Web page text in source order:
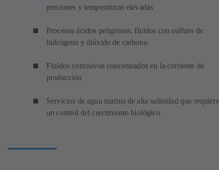
presiones y temperaturas elevadas
Procesos ácidos peligrosos, fluidos con sulfuro de
hidrógeno y dióxido de carbono
Fluidos corrosivos concentrados en la corriente de
producción
Servicios de agua marina de alta salinidad que
un control del crecimiento biológico